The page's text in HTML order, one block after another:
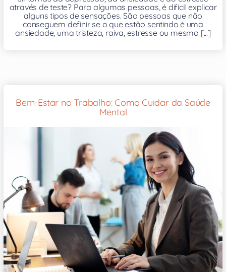
através de teste? Para algumas pessoas, é difícil explicar
alguns tipos de sensações. São pessoas que não
conseguem definir se o que estão sentindo é uma
ansiedade, uma tristeza, raiva, estresse ou mesmo [...]
Bem-Estar no Trabalho: Como Cuidar da Saúde
Mental